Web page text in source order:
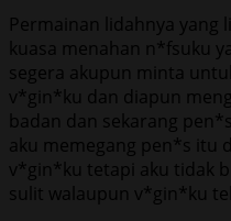
Permainan lidahnya
kuasa menahan n*fsuku
segera akupun minta
v*gin*ku dan diapun
badan dan sekarang
aku memegang pen*s itu
v*gin*ku tetapi aku tidak
sulit walaupun v*gin*ku